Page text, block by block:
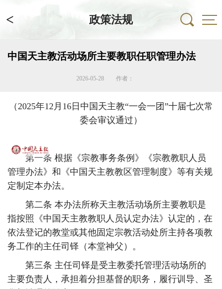
< 政策法规
中国天主教活动场所主要教职任职管理办法
2026-05-28 作者：
（2025年12月16日中国天主教“一会一团”十届七次常
委会审议通过）
第一条 根据《宗教事务条例》《宗教教职人员
管理办法》和《中国天主教教区管理制度》等有关规
定制定本办法。
第二条 本办法所称天主教活动场所主要教职是
指按照《中国天主教教职人员认定办法》认定的，在
依法登记的教堂或其他固定宗教活动处所主持各项教
务工作的主任司铎（本堂神父）。
第三条 主任司铎是受主教委托管理活动场所的
主要负责人，承担着分担基督的职务，履行训导、圣